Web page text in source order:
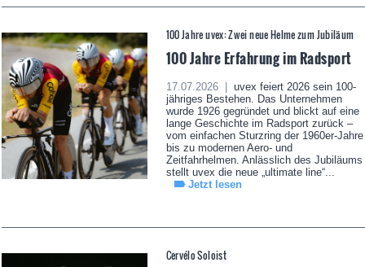
100 Jahre uvex: Zwei neue Helme zum Jubiläum
100 Jahre Erfahrung im Radsport
17.07.2026 |
uvex feiert 2026 sein 100-
jähriges Bestehen. Das Unternehmen
wurde 1926 gegründet und blickt auf eine
lange Geschichte im Radsport zurück –
vom einfachen Sturzring der 1960er-Jahre
bis zu modernen Aero- und
Zeitfahrhelmen. Anlässlich des Jubiläums
stellt uvex die neue „ultimate line“...
Jetzt lesen
Cervélo Soloist